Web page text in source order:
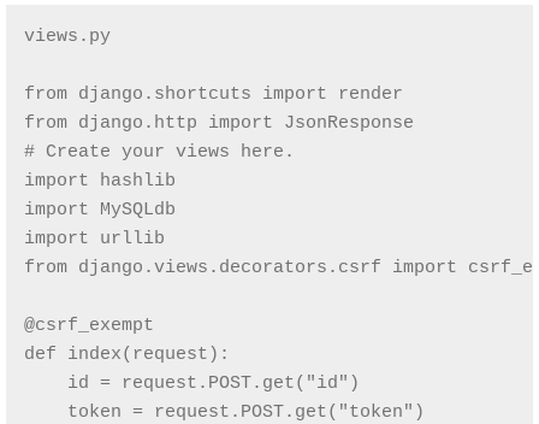
views.py
from django.shortcuts import render
from django.http import JsonResponse
# Create your views here.
import hashlib
import MySQLdb
import urllib
from django.views.decorators.csrf import
@csrf_exempt
def index(request):
    id = request.POST.get("id")
    token = request.POST.get("token")